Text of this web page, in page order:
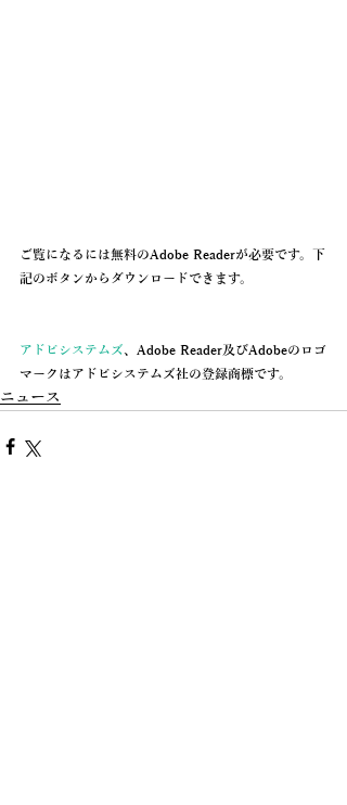
ご覧になるには無料のAdobe Readerが必要です。下
記のボタンからダウンロードできます。
アドビシステムズ、Adobe Reader及びAdobeのロゴ
マークはアドビシステムズ社の登録商標です。
ニュース